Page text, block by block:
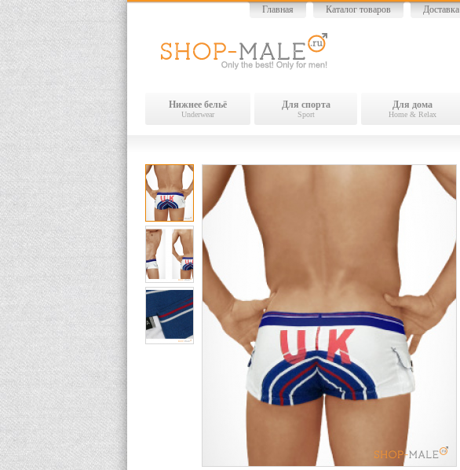
Главная Каталог товаров Доставка
Нижнее бельё
Underwear
Для спорта
Sport
Для дома
Home & Relax